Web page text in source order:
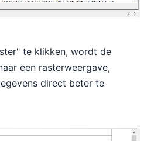
te klikken, wordt de
een rasterweergave,
direct beter te